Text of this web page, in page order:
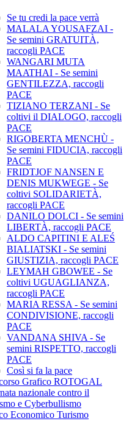
Se tu credi la pace verrà
MALALA YOUSAFZAI -
Se semini GRATUITÀ,
raccogli PACE
WANGARI MUTA
MAATHAI - Se semini
GENTILEZZA, raccogli
PACE
TIZIANO TERZANI - Se
coltivi il DIALOGO, raccogli
PACE
RIGOBERTA MENCHÙ -
Se semini FIDUCIA, raccogli
PACE
FRIDTJOF NANSEN E
DENIS MUKWEGE - Se
coltivi SOLIDARIETÀ,
raccogli PACE
DANILO DOLCI - Se semini
LIBERTÀ, raccogli PACE
ALDO CAPITINI E ALEŚ
BIALIATSKI - Se semini
GIUSTIZIA, raccogli PACE
LEYMAH GBOWEE - Se
coltivi UGUAGLIANZA,
raccogli PACE
MARIA RESSA - Se semini
CONDIVISIONE, raccogli
PACE
VANDANA SHIVA - Se
semini RISPETTO, raccogli
PACE
Così si fa la pace
Grafico ROTOGAL
nazionale contro il
e Cyberbullismo
Economico Turismo